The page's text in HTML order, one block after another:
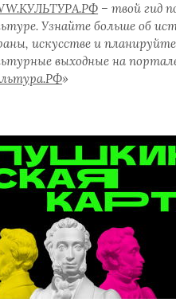
– твой гид
Узнайте больше об
искусстве и планируйте
выходные на
»